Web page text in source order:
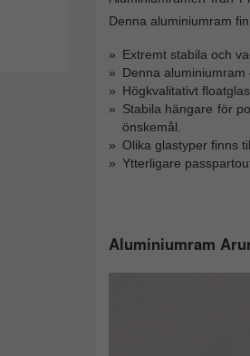
Denna aluminiumram
Extremt stabila och
Denna aluminiumram
Högkvalitativt
Stabila hängare för
önskemål.
Olika glastyper finns
Ytterligare
Aluminiumram